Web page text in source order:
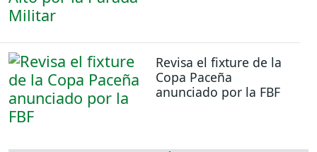
Revisa el fixture de la
Copa Paceña
anunciado por la FBF